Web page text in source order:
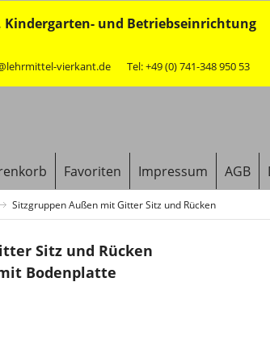
Kindergarten- und Betriebseinrichtung
vierkant.de Tel: +49 (0) 741-348 950 53
Favoriten Impressum AGB
Sitzgruppen Außen mit Gitter Sitz und Rücken
Sitz und Rücken
Bodenplatte